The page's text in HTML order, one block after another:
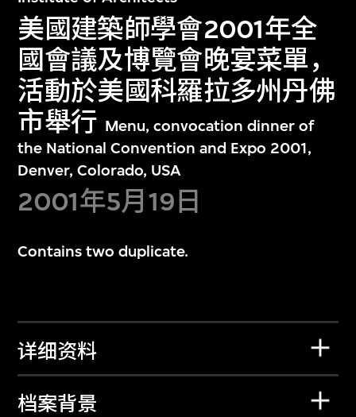
美國建築師學會2001年全
國會議及博覽會晚宴菜單，
活動於美國科羅拉多州丹佛
市舉行 Menu, convocation dinner of
the National Convention and Expo 2001,
Denver, Colorado, USA
2001年5月19日
Contains two duplicate.
详细资料
档案背景